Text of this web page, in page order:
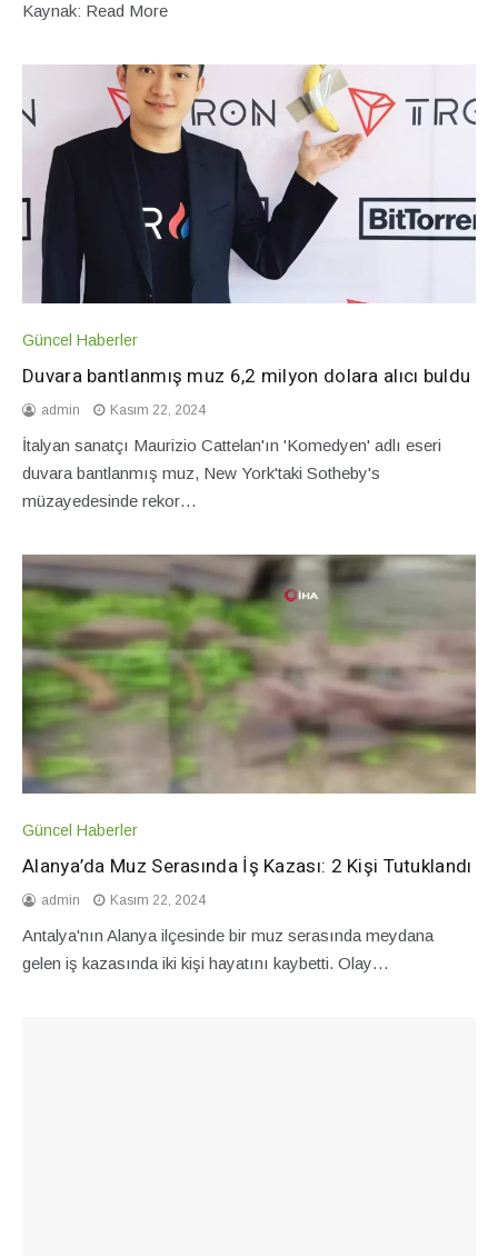
Kaynak: Read More
Güncel Haberler
Duvara bantlanmış muz 6,2 milyon dolara alıcı buldu
admin Kasım 22, 2024
İtalyan sanatçı Maurizio Cattelan'ın 'Komedyen' adlı eseri
duvara bantlanmış muz, New York'taki Sotheby's
müzayedesinde rekor…
Güncel Haberler
Alanya’da Muz Serasında İş Kazası: 2 Kişi Tutuklandı
admin Kasım 22, 2024
Antalya'nın Alanya ilçesinde bir muz serasında meydana
gelen iş kazasında iki kişi hayatını kaybetti. Olay…